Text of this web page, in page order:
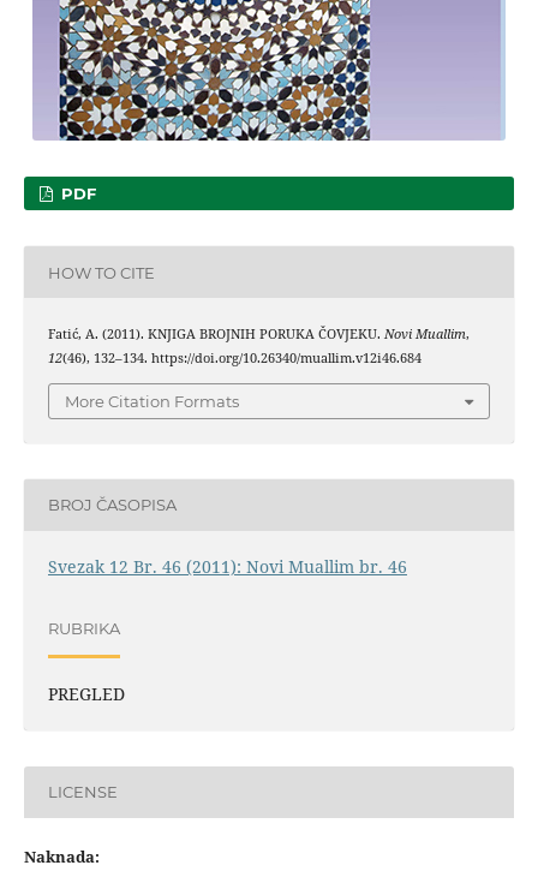
PDF
HOW TO CITE
Fatić, A. (2011). KNJIGA BROJNIH PORUKA ČOVJEKU. Novi Muallim,
12(46), 132–134. https://doi.org/10.26340/muallim.v12i46.684
More Citation Formats
BROJ ČASOPISA
Svezak 12 Br. 46 (2011): Novi Muallim br. 46
RUBRIKA
PREGLED
LICENSE
Naknada: